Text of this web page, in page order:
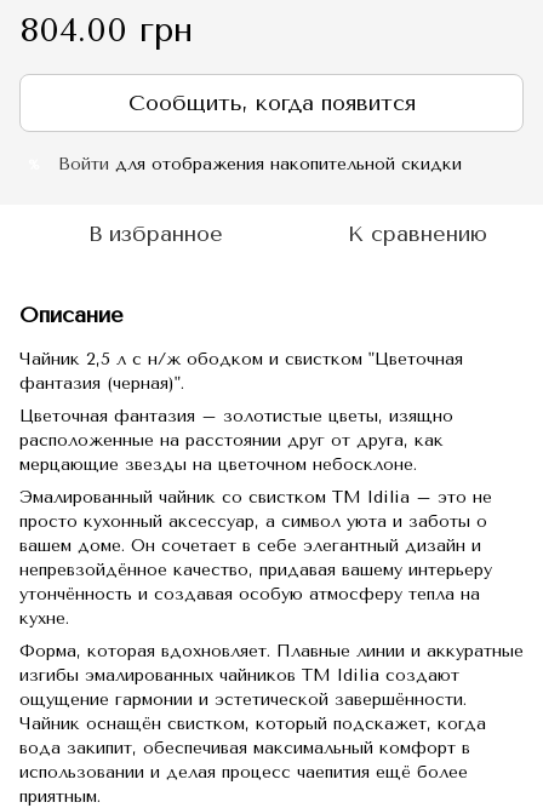
804.00 грн
Сообщить, когда появится
Войти для отображения накопительной скидки
В избранное К сравнению
Описание
Чайник 2,5 л с н/ж ободком и свистком "Цветочная
фантазия (черная)".
Цветочная фантазия – золотистые цветы, изящно
расположенные на расстоянии друг от друга, как
мерцающие звезды на цветочном небосклоне.
Эмалированный чайник со свистком TM Idilia – это не
просто кухонный аксессуар, а символ уюта и заботы о
вашем доме. Он сочетает в себе элегантный дизайн и
непревзойдённое качество, придавая вашему интерьеру
утончённость и создавая особую атмосферу тепла на
кухне.
Форма, которая вдохновляет. Плавные линии и аккуратные
изгибы эмалированных чайников TM Idilia создают
ощущение гармонии и эстетической завершённости.
Чайник оснащён свистком, который подскажет, когда
вода закипит, обеспечивая максимальный комфорт в
использовании и делая процесс чаепития ещё более
приятным.